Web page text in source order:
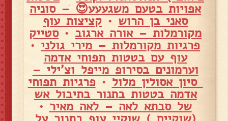
אפויות בטעם משגעעע😍 – סוניה
סאני בן הרוש • קציצות עוף
מקורמלות – אורה ארגוב •סטייק
פרגיות מקורמלות – מירי גולני •
עוף עם בטטות תפוחי אדמה
וערמונים בסירופ מייפל וצ'ילי –
סיון אסולין מלול • פרגיות תפוחי
אדמה בטטות בתנור בתיבול אש
של סבתא לאה – לאה מאיר •